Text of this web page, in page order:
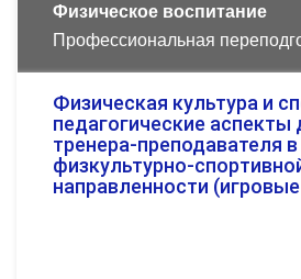
Физическое воспитание
Профессиональная
Физическая культура и
педагогические аспекты
тренера-преподавателя
физкультурно-
направленности